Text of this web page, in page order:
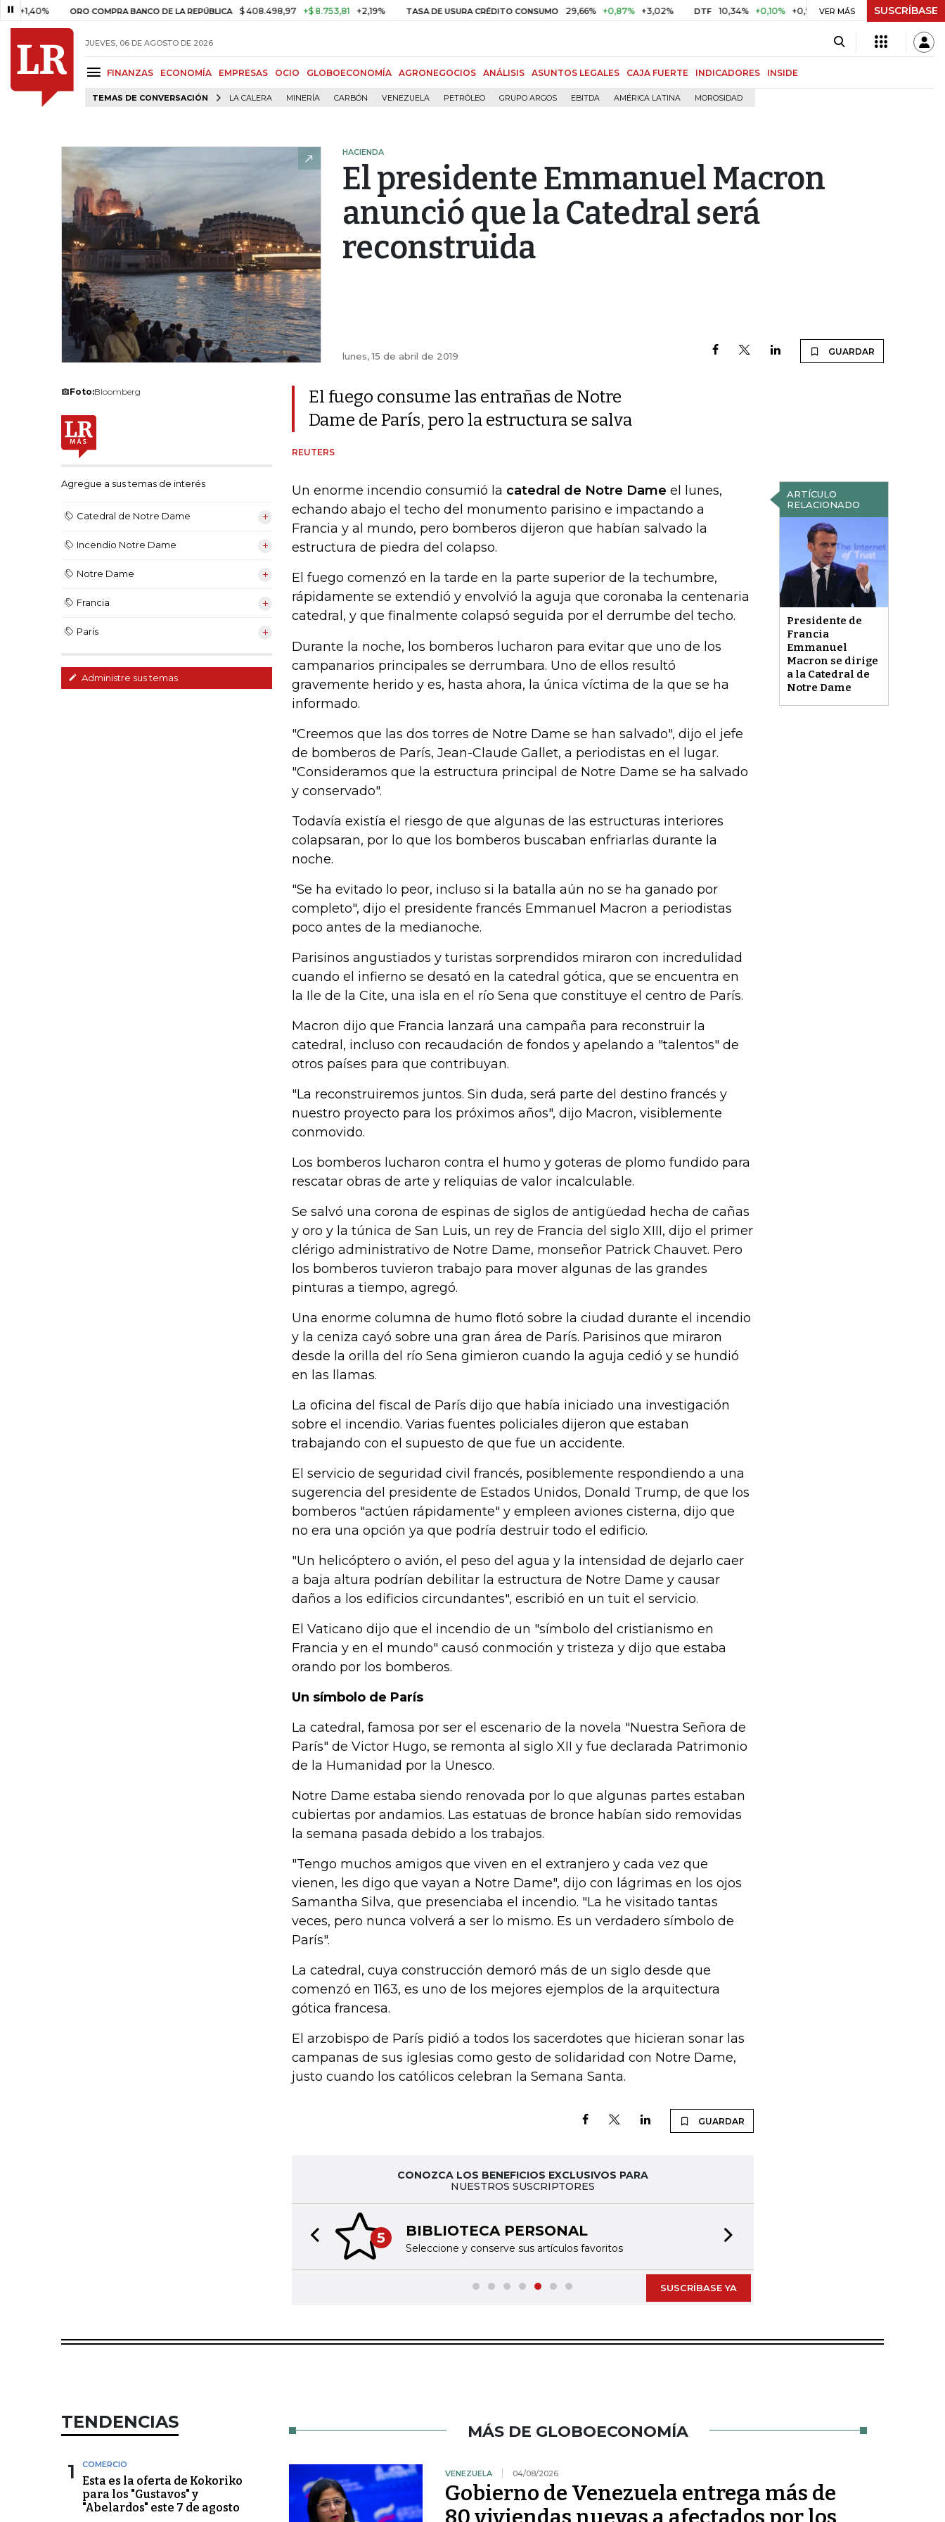
ORO COMPRA BANCO DE LA REPÚBLICA $ 408.498,97 +$ 8.753,81 +2,19% TASA DE USURA CRÉDITO CONSUMO 29,66% +0,87% +3,02% DTF 10,34% +0,10% +0,98% UVR $ 416,91 +$ 0,05 +0,01%
VER MÁS SUSCRÍBASE
JUEVES, 06 DE AGOSTO DE 2026
FINANZAS ECONOMÍA EMPRESAS OCIO GLOBOECONOMÍA AGRONEGOCIOS ANÁLISIS ASUNTOS LEGALES CAJA FUERTE INDICADORES INSIDE
TEMAS DE CONVERSACIÓN LA CALERA MINERÍA CARBÓN VENEZUELA PETRÓLEO GRUPO ARGOS EBITDA AMÉRICA LATINA MOROSIDAD
HACIENDA
El presidente Emmanuel Macron
anunció que la Catedral será
reconstruida
lunes, 15 de abril de 2019 GUARDAR
Foto:Bloomberg
Agregue a sus temas de interés
Catedral de Notre Dame
Incendio Notre Dame
Notre Dame
Francia
París
Administre sus temas
El fuego consume las entrañas de Notre
Dame de París, pero la estructura se salva
REUTERS
ARTÍCULO
RELACIONADO
Presidente de
Francia
Emmanuel
Macron se dirige
a la Catedral de
Notre Dame
Un enorme incendio consumió la catedral de Notre Dame el lunes,
echando abajo el techo del monumento parisino e impactando a
Francia y al mundo, pero bomberos dijeron que habían salvado la
estructura de piedra del colapso.
El fuego comenzó en la tarde en la parte superior de la techumbre,
rápidamente se extendió y envolvió la aguja que coronaba la centenaria
catedral, y que finalmente colapsó seguida por el derrumbe del techo.
Durante la noche, los bomberos lucharon para evitar que uno de los
campanarios principales se derrumbara. Uno de ellos resultó
gravemente herido y es, hasta ahora, la única víctima de la que se ha
informado.
"Creemos que las dos torres de Notre Dame se han salvado", dijo el jefe
de bomberos de París, Jean-Claude Gallet, a periodistas en el lugar.
"Consideramos que la estructura principal de Notre Dame se ha salvado
y conservado".
Todavía existía el riesgo de que algunas de las estructuras interiores
colapsaran, por lo que los bomberos buscaban enfriarlas durante la
noche.
"Se ha evitado lo peor, incluso si la batalla aún no se ha ganado por
completo", dijo el presidente francés Emmanuel Macron a periodistas
poco antes de la medianoche.
Parisinos angustiados y turistas sorprendidos miraron con incredulidad
cuando el infierno se desató en la catedral gótica, que se encuentra en
la Ile de la Cite, una isla en el río Sena que constituye el centro de París.
Macron dijo que Francia lanzará una campaña para reconstruir la
catedral, incluso con recaudación de fondos y apelando a "talentos" de
otros países para que contribuyan.
"La reconstruiremos juntos. Sin duda, será parte del destino francés y
nuestro proyecto para los próximos años", dijo Macron, visiblemente
conmovido.
Los bomberos lucharon contra el humo y goteras de plomo fundido para
rescatar obras de arte y reliquias de valor incalculable.
Se salvó una corona de espinas de siglos de antigüedad hecha de cañas
y oro y la túnica de San Luis, un rey de Francia del siglo XIII, dijo el primer
clérigo administrativo de Notre Dame, monseñor Patrick Chauvet. Pero
los bomberos tuvieron trabajo para mover algunas de las grandes
pinturas a tiempo, agregó.
Una enorme columna de humo flotó sobre la ciudad durante el incendio
y la ceniza cayó sobre una gran área de París. Parisinos que miraron
desde la orilla del río Sena gimieron cuando la aguja cedió y se hundió
en las llamas.
La oficina del fiscal de París dijo que había iniciado una investigación
sobre el incendio. Varias fuentes policiales dijeron que estaban
trabajando con el supuesto de que fue un accidente.
El servicio de seguridad civil francés, posiblemente respondiendo a una
sugerencia del presidente de Estados Unidos, Donald Trump, de que los
bomberos "actúen rápidamente" y empleen aviones cisterna, dijo que
no era una opción ya que podría destruir todo el edificio.
"Un helicóptero o avión, el peso del agua y la intensidad de dejarlo caer
a baja altura podrían debilitar la estructura de Notre Dame y causar
daños a los edificios circundantes", escribió en un tuit el servicio.
El Vaticano dijo que el incendio de un "símbolo del cristianismo en
Francia y en el mundo" causó conmoción y tristeza y dijo que estaba
orando por los bomberos.
Un símbolo de París
La catedral, famosa por ser el escenario de la novela "Nuestra Señora de
París" de Victor Hugo, se remonta al siglo XII y fue declarada Patrimonio
de la Humanidad por la Unesco.
Notre Dame estaba siendo renovada por lo que algunas partes estaban
cubiertas por andamios. Las estatuas de bronce habían sido removidas
la semana pasada debido a los trabajos.
"Tengo muchos amigos que viven en el extranjero y cada vez que
vienen, les digo que vayan a Notre Dame", dijo con lágrimas en los ojos
Samantha Silva, que presenciaba el incendio. "La he visitado tantas
veces, pero nunca volverá a ser lo mismo. Es un verdadero símbolo de
París".
La catedral, cuya construcción demoró más de un siglo desde que
comenzó en 1163, es uno de los mejores ejemplos de la arquitectura
gótica francesa.
El arzobispo de París pidió a todos los sacerdotes que hicieran sonar las
campanas de sus iglesias como gesto de solidaridad con Notre Dame,
justo cuando los católicos celebran la Semana Santa.
GUARDAR
CONOZCA LOS BENEFICIOS EXCLUSIVOS PARA
NUESTROS SUSCRIPTORES
5 BIBLIOTECA PERSONAL
Seleccione y conserve sus artículos favoritos
Previous slide
SUSCRÍBASE YA
TENDENCIAS
1 COMERCIO
Esta es la oferta de Kokoriko
para los "Gustavos" y
"Abelardos" este 7 de agosto
MÁS DE GLOBOECONOMÍA
VENEZUELA 04/08/2026
Gobierno de Venezuela entrega más de